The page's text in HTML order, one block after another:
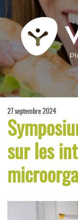
27 septembre 2024
sur les